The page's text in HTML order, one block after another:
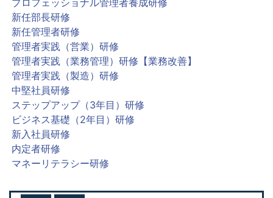
プロフェッショナル管理者養成研修
新任部長研修
新任管理者研修
管理者実践（営業）研修
管理者実践（業務管理）研修【業務改善】
管理者実践（製造）研修
中堅社員研修
ステップアップ（3年目）研修
ビジネス基礎（2年目）研修
新入社員研修
内定者研修
マネーリテラシー研修